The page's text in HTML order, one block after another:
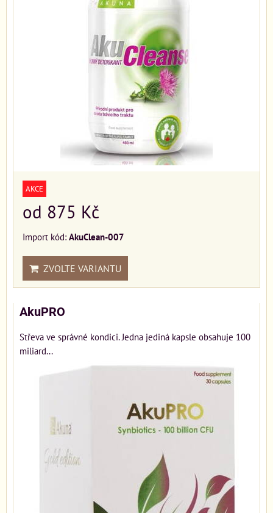
AKCE
od 875 Kč
Import kód: AkuClean-007
ZVOLTE VARIANTU
AkuPRO
Střeva ve správné kondici. Jedna jediná kapsle obsahuje 100
miliard...